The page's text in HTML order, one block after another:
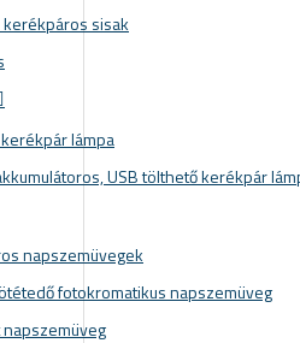
sisak
lámpa
USB tölthető kerékpár
napszemüvegek
fotokromatikus napszemüveg